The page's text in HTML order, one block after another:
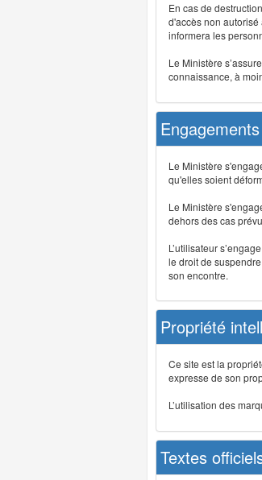
En cas de
d'accès non
informera les
Le Ministère
connaissance, à
Le Ministère
qu'elles soient
Le Ministère
dehors des cas
L’utilisateur
le droit de
son encontre.
Propriété
Ce site est la
expresse de son
L’utilisation des
Textes